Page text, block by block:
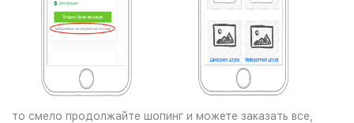
то смело продолжайте шопинг и можете заказать все,